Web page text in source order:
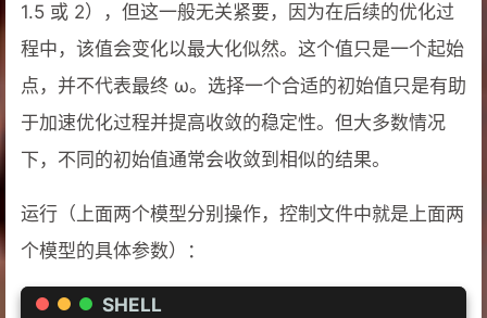
1.5 或 2），但这一般无关紧要，因为在后续的优化过
程中，该值会变化以最大化似然。这个值只是一个起始
点，并不代表最终 ω。选择一个合适的初始值只是有助
于加速优化过程并提高收敛的稳定性。但大多数情况
下，不同的初始值通常会收敛到相似的结果。
运行（上面两个模型分别操作，控制文件中就是上面两
个模型的具体参数）：
SHELL